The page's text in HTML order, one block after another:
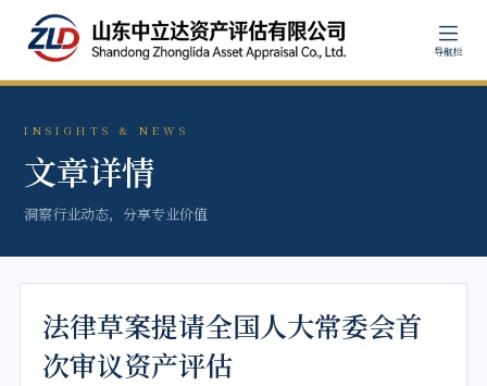
导航栏
INSIGHTS & NEWS
文章详情
洞察行业动态，分享专业价值
法律草案提请全国人大常委会首
次审议资产评估